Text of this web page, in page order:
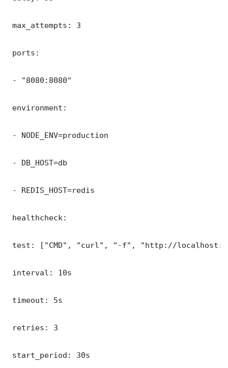
max_attempts: 3
ports:
- "8080:8080"
environment:
- NODE_ENV=production
- DB_HOST=db
- REDIS_HOST=redis
healthcheck:
test: ["CMD", "curl", "-f", "http://
interval: 10s
timeout: 5s
retries: 3
start_period: 30s